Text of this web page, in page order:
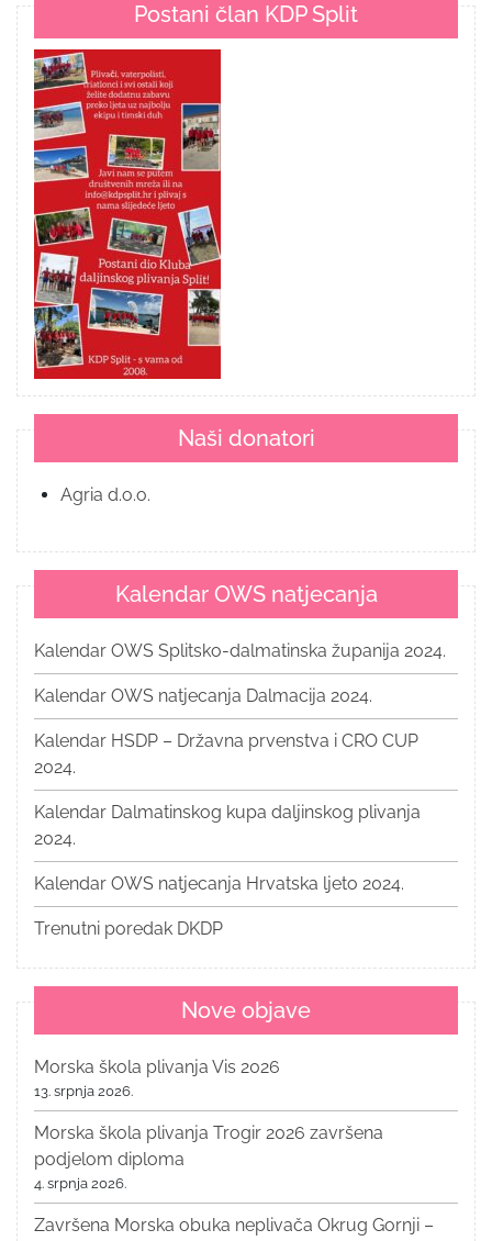
Postani član KDP Split
Naši donatori
Agria d.o.o.
Kalendar OWS natjecanja
Kalendar OWS Splitsko-dalmatinska županija 2024.
Kalendar OWS natjecanja Dalmacija 2024.
Kalendar HSDP – Državna prvenstva i CRO CUP
2024.
Kalendar Dalmatinskog kupa daljinskog plivanja
2024.
Kalendar OWS natjecanja Hrvatska ljeto 2024.
Trenutni poredak DKDP
Nove objave
Morska škola plivanja Vis 2026
13. srpnja 2026.
Morska škola plivanja Trogir 2026 završena
podjelom diploma
4. srpnja 2026.
Završena Morska obuka neplivača Okrug Gornji –